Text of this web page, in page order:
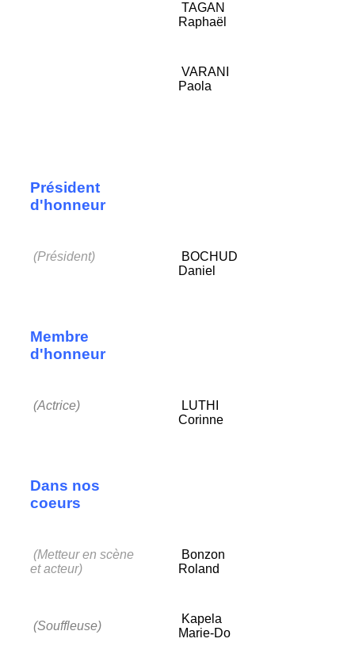
TAGAN
Raphaë
VARANI
Paola
Président
d'honneur
(Président)
BOCHUD
Daniel
Membre
d'honneur
(Actrice)
LUTHI
Corinne
Dans nos
coeurs
(Metteur en scène
et acteur)
Bonzon
Roland
(Souffleuse)
Kapela
Marie-Do